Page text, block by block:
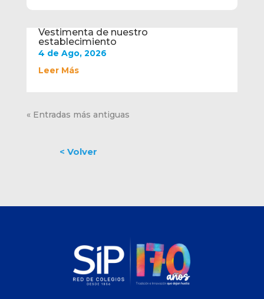
Vestimenta de nuestro
establecimiento
4 de Ago, 2026
Leer Más
« Entradas más antiguas